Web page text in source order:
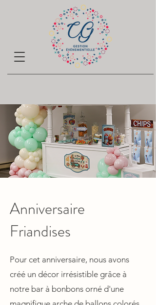
Anniversaire
Friandises
Pour cet anniversaire, nous avons
créé un décor irrésistible grâce à
notre bar à bonbons orné d'une